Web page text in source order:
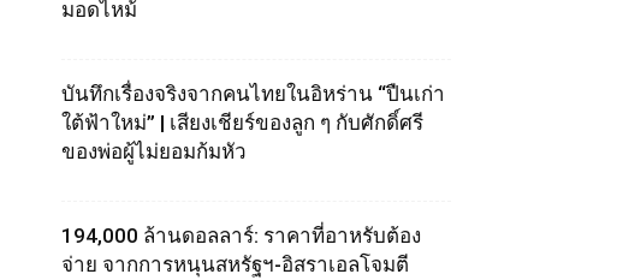
มอดไหม้
บันทึกเรื่องจริงจากคนไทยในอิหร่าน “ปืนเก่า
ใต้ฟ้าใหม่” | เสียงเชียร์ของลูก ๆ กับศักดิ์ศรี
ของพ่อผู้ไม่ยอมก้มหัว
194,000 ล้านดอลลาร์: ราคาที่อาหรับต้อง
จ่าย จากการหนุนสหรัฐฯ‑อิสราเอลโจมตี